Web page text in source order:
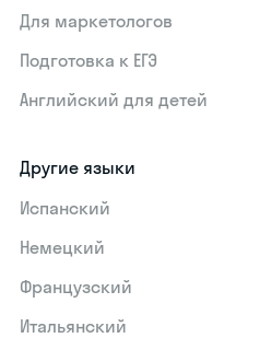
Для маркетологов
Подготовка к ЕГЭ
Английский для детей
Другие языки
Испанский
Немецкий
Французский
Итальянский